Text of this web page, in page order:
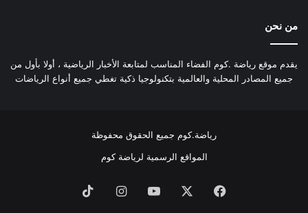
من نحن
يقدم موقع رياضة .كوم الفضاء المناسب لمتابعة الأخبار الرياضية ، أولا بأول من
جميع المصادر المحلية والعالمية بتكنولوجيا ذكية تغطي جميع أنواع الرياضات
رياضة.كوم جميع الحقوق محفوظة
المواقع الرسمية لرياضة كوم
فيسبوك ‫YouTubeانستقرام